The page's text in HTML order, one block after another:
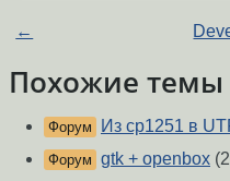
←
Похожие темы
Форум Из cp1251 в
Форум gtk + openbox